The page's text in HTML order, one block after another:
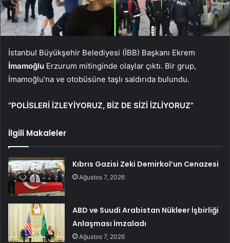
İstanbul Büyükşehir Belediyesi (İBB) Başkanı Ekrem
İmamoğlu Erzurum mitinginde olaylar çıktı. Bir grup,
İmamoğlu’na ve otobüsüne taşlı saldırıda bulundu.
“POLİSLERİ İZLEYİYORUZ, BİZ DE SİZİ İZLİYORUZ”
İlgili Makaleler
Kıbrıs Gazisi Zeki Demirkol’un Cenazesi
Ağustos 7, 2026
ABD ve Suudi Arabistan Nükleer İşbirliği
Anlaşması İmzaladı
Ağustos 7, 2026